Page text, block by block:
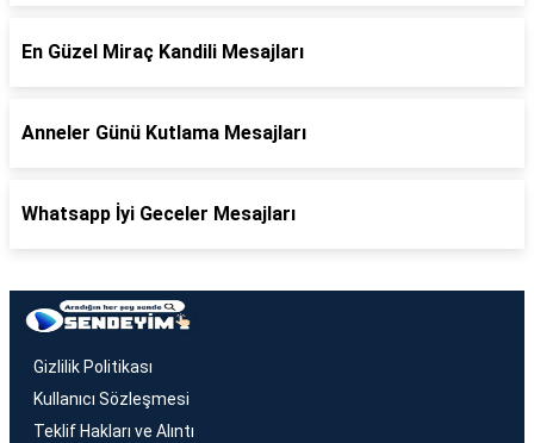
En Güzel Miraç Kandili Mesajları
Anneler Günü Kutlama Mesajları
Whatsapp İyi Geceler Mesajları
Gizlilik Politikası
Kullanıcı Sözleşmesi
Teklif Hakları ve Alıntı